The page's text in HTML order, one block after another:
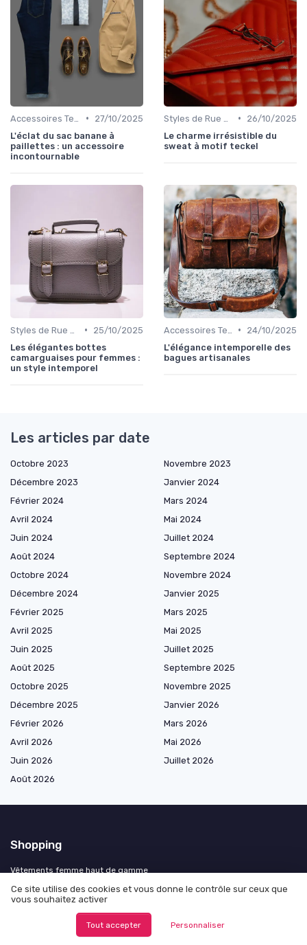
•
27/10/2025
L'éclat du sac banane à
paillettes : un accessoire
incontournable
•
26/10/2025
Le charme irrésistible du
sweat à motif teckel
•
25/10/2025
Les élégantes bottes
camarguaises pour femmes :
un style intemporel
•
24/10/2025
L'élégance intemporelle des
bagues artisanales
Les articles par date
Octobre 2023
Novembre 2023
Décembre 2023
Janvier 2024
Février 2024
Mars 2024
Avril 2024
Mai 2024
Juin 2024
Juillet 2024
Août 2024
Septembre 2024
Octobre 2024
Novembre 2024
Décembre 2024
Janvier 2025
Février 2025
Mars 2025
Avril 2025
Mai 2025
Juin 2025
Juillet 2025
Août 2025
Septembre 2025
Octobre 2025
Novembre 2025
Décembre 2025
Janvier 2026
Février 2026
Mars 2026
Avril 2026
Mai 2026
Juin 2026
Juillet 2026
Août 2026
Shopping
Vêtements femme haut de gamme
Vêtements homme haut de gamme
Accessoires de mode
Chaussures mode haut de gamme
Ce site utilise des cookies et vous donne le contrôle sur ceux que
vous souhaitez activer
Tout accepter Personnaliser